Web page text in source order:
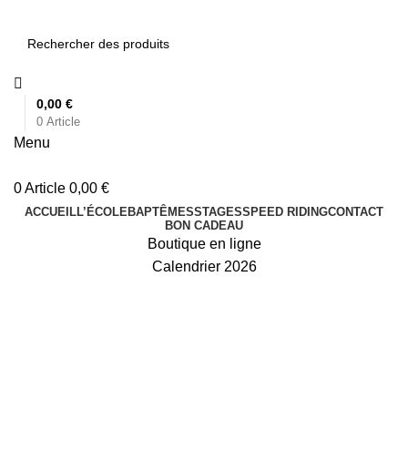
0 Article
0,00 €
Menu
0Article 0,00 €
ACCUEILL’ÉCOLEBAPTÊMESSTAGESSPEED RIDINGCONTACT
BON CADEAU
Boutique en ligne
Calendrier 2026